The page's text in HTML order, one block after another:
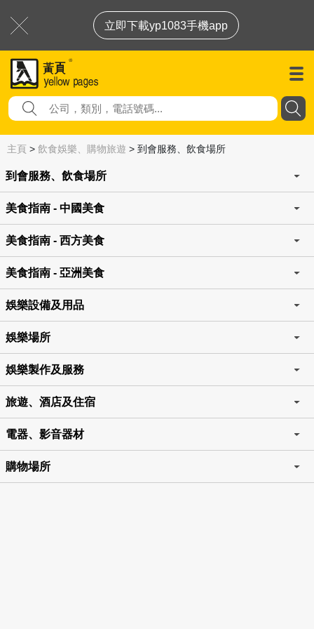
立即下載yp1083手機app
主頁 > 飲食娛樂、購物旅遊 > 到會服務、飲食場所
到會服務、飲食場所
美食指南 - 中國美食
美食指南 - 西方美食
美食指南 - 亞洲美食
娛樂設備及用品
娛樂場所
娛樂製作及服務
旅遊、酒店及住宿
電器、影音器材
購物場所